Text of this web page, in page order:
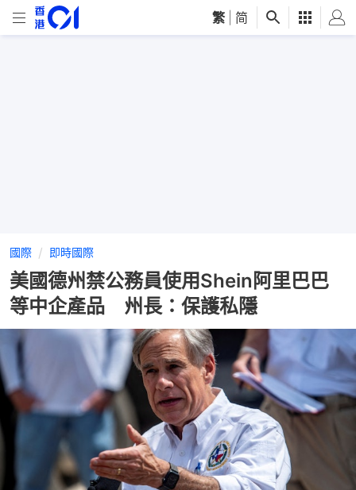
繁 简
國際 即時國際
美國德州禁公務員使用Shein阿里巴巴
等中企產品 州長：保護私隱